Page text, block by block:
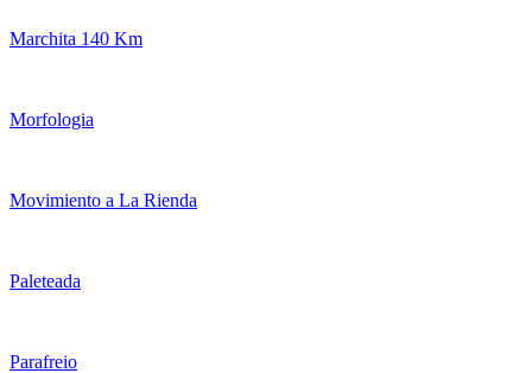
Marchita 140 Km
Morfologia
Movimiento a La Rienda
Paleteada
Parafreio